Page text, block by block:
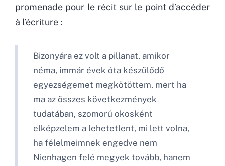
promenade pour le récit sur le point d’accéder
à l’écriture :
Bizonyára ez volt a pillanat, amikor
néma, immár évek óta készülődő
egyezségemet megkötöttem, mert ha
ma az összes következmények
tudatában, szomorú okosként
elképzelem a lehetetlent, mi lett volna,
ha félelmeimnek engedve nem
Nienhagen felé megyek tovább, hanem